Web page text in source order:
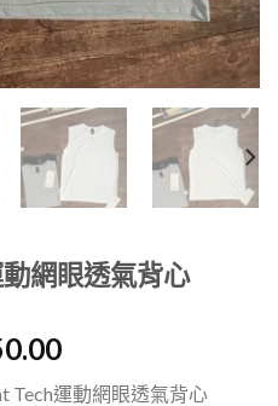
網眼透氣背心
Tech運動網眼透氣背心